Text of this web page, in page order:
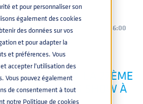
et pour personnaliser son
également des cookies
des données sur vos
et pour adapter la
et préférences. Vous
accepter l'utilisation des
Vous pouvez également
de consentement à tout
notre Politique de cookies
24 JANV. 2023 13:46:00
PRÉSENT À LA 27ÈME
COATINGS SHOW À